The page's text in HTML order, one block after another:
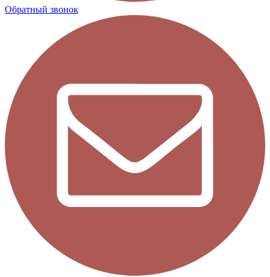
Обратный звонок